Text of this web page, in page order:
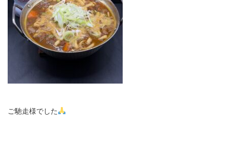
ご馳走様でした